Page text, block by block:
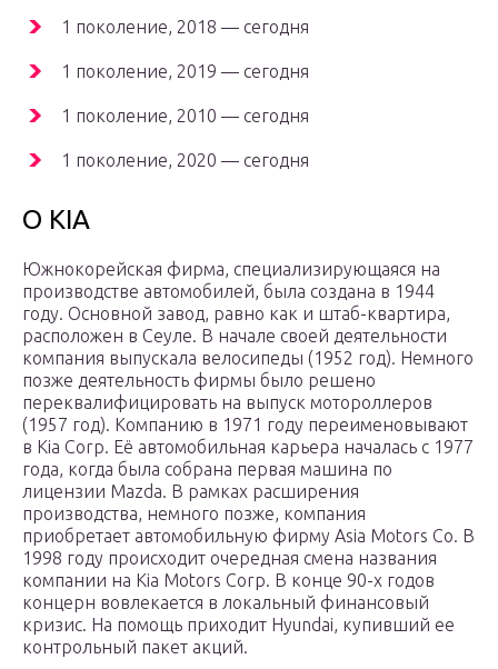
1 поколение, 2018 — сегодня
1 поколение, 2019 — сегодня
1 поколение, 2010 — сегодня
1 поколение, 2020 — сегодня
О KIA
Южнокорейская фирма, специализирующаяся на
производстве автомобилей, была создана в 1944
году. Основной завод, равно как и штаб-квартира,
расположен в Сеуле. В начале своей деятельности
компания выпускала велосипеды (1952 год). Немного
позже деятельность фирмы было решено
переквалифицировать на выпуск мотороллеров
(1957 год). Компанию в 1971 году переименовывают
в Kia Corp. Её автомобильная карьера началась с 1977
года, когда была собрана первая машина по
лицензии Mazda. В рамках расширения
производства, немного позже, компания
приобретает автомобильную фирму Asia Motors Co. В
1998 году происходит очередная смена названия
компании на Kia Motors Corp. В конце 90-х годов
концерн вовлекается в локальный финансовый
кризис. На помощь приходит Hyundai, купивший ее
контрольный пакет акций.